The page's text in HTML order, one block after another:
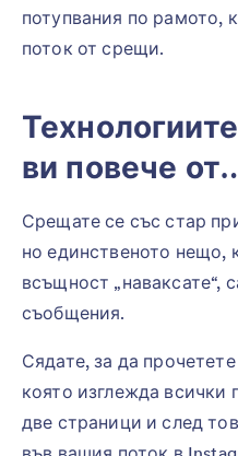
потупвания по рамото,
поток от срещи.
ви повече
Срещате се със стар
но единственото нещо,
всъщност „наваксате“,
съобщения.
Сядате, за да
която изглежда всички
две страници и след